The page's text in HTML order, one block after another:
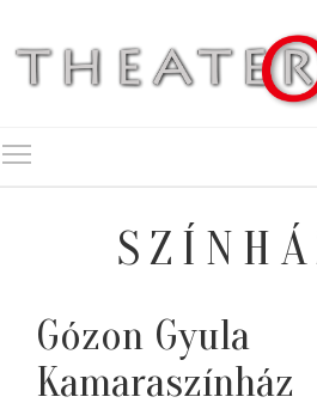
Gózon Gyula
Kamaraszínház